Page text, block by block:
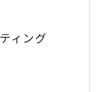
ィング